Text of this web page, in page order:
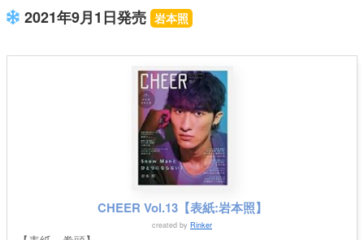
2021年9月1日発売 岩本照
CHEER Vol.13【表紙:岩本照】
created by Rinker